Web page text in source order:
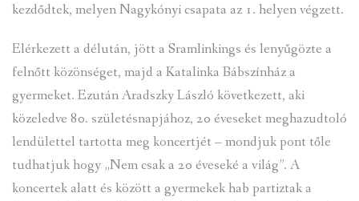
kezdődtek, melyen Nagykónyi csapata az 1. helyen végzett.
Elérkezett a délután, jött a Sramlinkings és lenyűgözte a
felnőtt közönséget, majd a Katalinka Bábszínház a
gyermeket. Ezután Aradszky László következett, aki
közeledve 80. születésnapjához, 20 éveseket meghazudtoló
lendülettel tartotta meg koncertjét – mondjuk pont tőle
tudhatjuk hogy „Nem csak a 20 éveseké a világ”. A
koncertek alatt és között a gyermekek hab partiztak a